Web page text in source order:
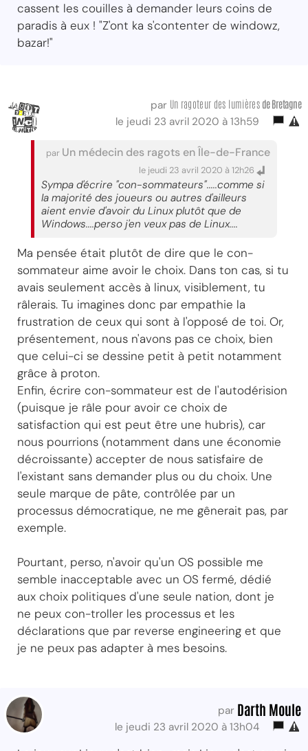
cassent les couilles à demander leurs coins de
paradis à eux ! "Z'ont ka s'contenter de windowz,
bazar!"
par Un ragoteur des lumières de Bretagne
le jeudi 23 avril 2020 à 13h59
par Un médecin des ragots en Île-de-France
le jeudi 23 avril 2020 à 12h26
Sympa d'écrire "con-sommateurs".....comme si
la majorité des joueurs ou autres d'ailleurs
aient envie d'avoir du Linux plutôt que de
Windows....perso j'en veux pas de Linux....
Ma pensée était plutôt de dire que le con-
sommateur aime avoir le choix. Dans ton cas, si tu
avais seulement accès à linux, visiblement, tu
râlerais. Tu imagines donc par empathie la
frustration de ceux qui sont à l'opposé de toi. Or,
présentement, nous n'avons pas ce choix, bien
que celui-ci se dessine petit à petit notamment
grâce à proton.
Enfin, écrire con-sommateur est de l'autodérision
(puisque je râle pour avoir ce choix de
satisfaction qui est peut être une hubris), car
nous pourrions (notamment dans une économie
décroissante) accepter de nous satisfaire de
l'existant sans demander plus ou du choix. Une
seule marque de pâte, contrôlée par un
processus démocratique, ne me gênerait pas, par
exemple.
Pourtant, perso, n'avoir qu'un OS possible me
semble inacceptable avec un OS fermé, dédié
aux choix politiques d'une seule nation, dont je
ne peux con-troller les processus et les
déclarations que par reverse engineering et que
je ne peux pas adapter à mes besoins.
par Darth Moule
le jeudi 23 avril 2020 à 13h04